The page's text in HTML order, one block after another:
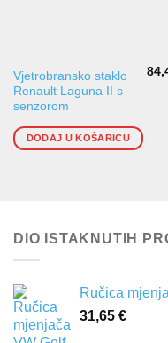
Vjetrobransko staklo
Renault Laguna II s
senzorom
DODAJ U KOŠARICU
DIO ISTAKNUTIH
Ručica
31,65 €